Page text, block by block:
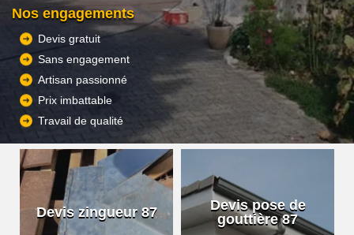
Nos engagements
Devis gratuit
Sans engagement
Artisan passionné
Prix imbattable
Travail de qualité
Devis zingueur 87
Devis pose de
gouttière 87